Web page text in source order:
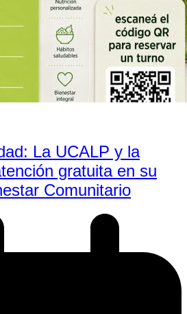
La UCALP y la
gratuita en su
Comunitario